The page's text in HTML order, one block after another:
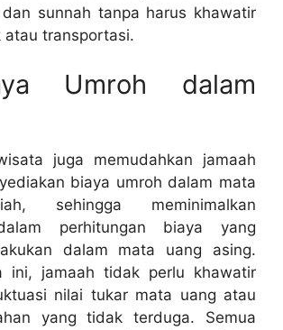
sunnah tanpa harus khawatir
atau transportasi.
Umroh dalam
juga memudahkan jamaah
biaya umroh dalam mata
sehingga meminimalkan
perhitungan biaya yang
dalam mata uang asing.
ini, jamaah tidak perlu khawatir
nilai tukar mata uang atau
yang tidak terduga. Semua